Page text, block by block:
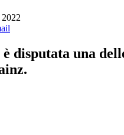
disputata una